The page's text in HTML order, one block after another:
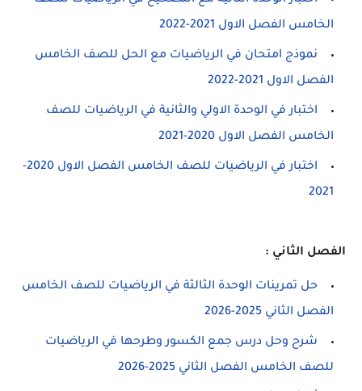
الخامس الفصل الاول 2021-2022
نموذج امتحان في الرياضيات مع الحل للصف الخامس
الفصل الاول 2021-2022
اختبار في الوحدة الاولي والثانية في الرياضيات للصف
الخامس الفصل الاول 2020-2021
اختبار في الرياضيات للصف الخامس الفصل الاول 2020-
2021
الفصل الثاني :
حل تمرينات الوحدة الثالثة في الرياضيات للصف الخامس
الفصل الثاني 2025-2026
شرح وحل درس جمع الكسور وطرحها في الرياضيات
للصف الخامس الفصل الثاني 2025-2026